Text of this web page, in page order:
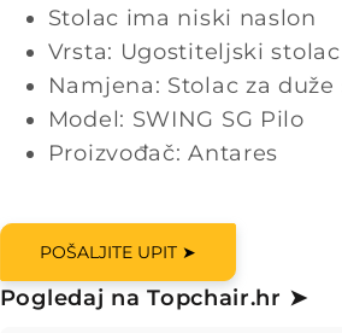
Stolac ima niski naslon
Vrsta: Ugostiteljski stolac
Namjena: Stolac za duže
Model: SWING SG Pilo
Proizvođač: Antares
POŠALJITE UPIT ➤
Pogledaj na Topchair.hr ➤